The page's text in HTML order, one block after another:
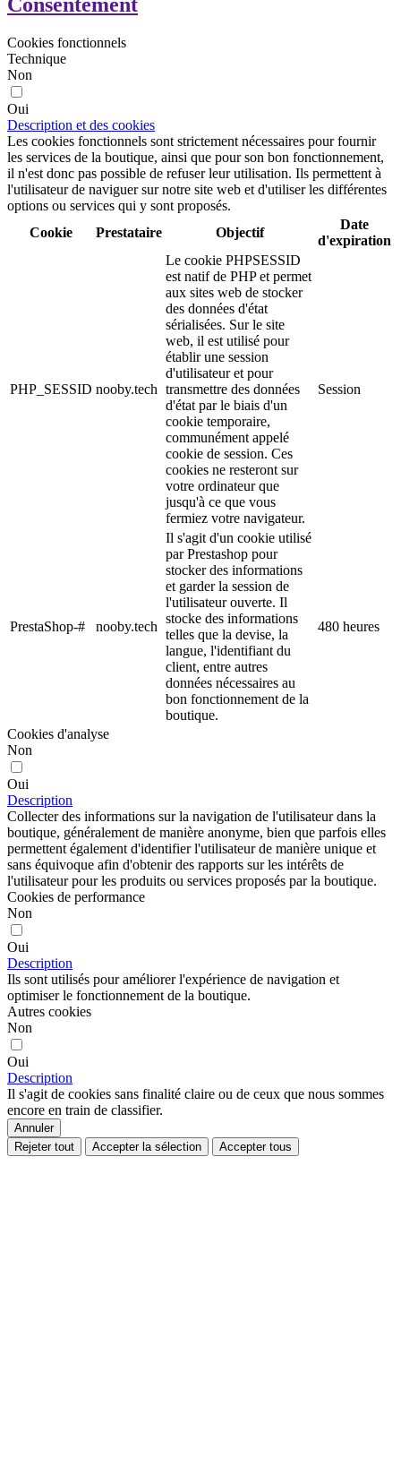
Consentement
Cookies fonctionnels
Technique
Non
Oui
Description et des cookies
Les cookies fonctionnels sont strictement nécessaires pour fournir
les services de la boutique, ainsi que pour son bon fonctionnement,
il n'est donc pas possible de refuser leur utilisation. Ils permettent à
l'utilisateur de naviguer sur notre site web et d'utiliser les différentes
options ou services qui y sont proposés.
Cookie
Prestataire Objectif
Date
d'expiration
PHP_SESSID nooby.tech
Le cookie PHPSESSID
est natif de PHP et permet
aux sites web de stocker
des données d'état
sérialisées. Sur le site
web, il est utilisé pour
établir une session
d'utilisateur et pour
transmettre des données
d'état par le biais d'un
cookie temporaire,
communément appelé
cookie de session. Ces
cookies ne resteront sur
votre ordinateur que
jusqu'à ce que vous
fermiez votre navigateur.
Session
PrestaShop-# nooby.tech
Il s'agit d'un cookie utilisé
par Prestashop pour
stocker des informations
et garder la session de
l'utilisateur ouverte. Il
stocke des informations
telles que la devise, la
langue, l'identifiant du
client, entre autres
données nécessaires au
bon fonctionnement de la
boutique.
480 heures
Cookies d'analyse
Non
Oui
Description
Collecter des informations sur la navigation de l'utilisateur dans la
boutique, généralement de manière anonyme, bien que parfois elles
permettent également d'identifier l'utilisateur de manière unique et
sans équivoque afin d'obtenir des rapports sur les intérêts de
l'utilisateur pour les produits ou services proposés par la boutique.
Cookies de performance
Non
Oui
Description
Ils sont utilisés pour améliorer l'expérience de navigation et
optimiser le fonctionnement de la boutique.
Autres cookies
Non
Oui
Description
Il s'agit de cookies sans finalité claire ou de ceux que nous sommes
encore en train de classifier.
Annuler
Rejeter tout
Accepter la sélection Accepter tous